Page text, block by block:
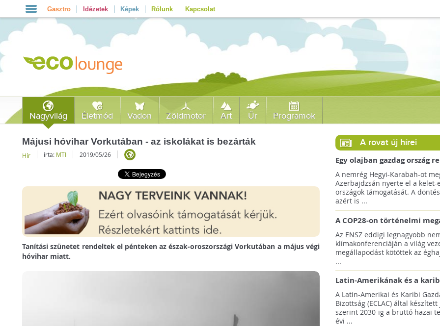
Gasztro Idézetek Képek Rólunk Kapcsolat
Nagyvilág Életmód Vadon Zöldmotor Art Űr Programok
Májusi hóvihar Vorkutában - az iskolákat is bezárták
Hír írta: MTI 2019/05/26
Tanítási szünetet rendeltek el pénteken az észak-oroszországi Vorkutában a május végi
hóvihar miatt.
A rovat új hírei
Egy olajban gazdag ország
jövőre a COP29 klímacsúcsot
A nemrég Hegyi-Karabah-ot
Azerbajdzsán nyerte el a kelet-
országok támogatását. A
azért is ...
A COP28-on történelmi
született! - Összefoglaló az
klímacsúcsáról
Az ENSZ eddigi legnagyobb
klímakonferenciáján a világ
megállapodást kötöttek az
...
Latin-Amerikának és a
térségnek növelniük kell
az éghajlatvédelmi célok
A Latin-Amerikai és Karibi
Bizottság (ECLAC) által
szerint 2030-ig a bruttó hazai
évi ...